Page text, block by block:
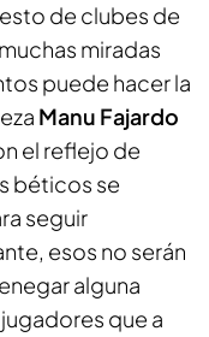
de clubes de
miradas
puede hacer la
Manu Fajardo
el reflejo de
béticos se
seguir
esos no serán
alguna
que a